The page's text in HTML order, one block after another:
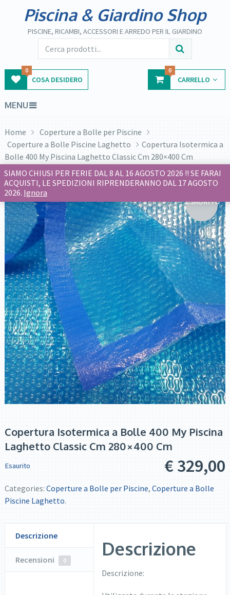
Piscina & Giardino Shop
PISCINE, RICAMBI, ACCESSORI E ARREDO PER IL GIARDINO
COSA DESIDERO
0
CARRELLO
0
MENU
Home
Coperture a Bolle per Piscine
Coperture a Bolle Piscine Laghetto
Copertura Isotermica a
Bolle 400 My Piscina Laghetto Classic Cm 280×400 Cm
ESAURITO
Copertura Isotermica a Bolle 400 My Piscina
Laghetto Classic Cm 280×400 Cm
€329,00
Esaurito
Categories: Coperture a Bolle per Piscine, Coperture a Bolle
Piscine Laghetto.
Descrizione
Recensioni 0
Descrizione
Descrizione:
SIAMO CHIUSI PER FERIE DAL 8 AL 16 AGOSTO 2026 !! SE FARAI
ACQUISTI, LE SPEDIZIONI RIPRENDERANNO DAL 17 AGOSTO
2026. Ignora